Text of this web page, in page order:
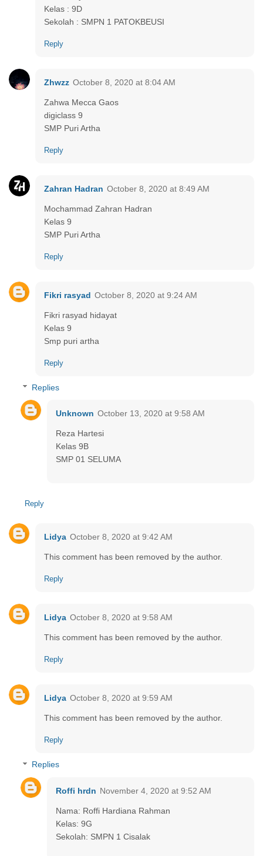
Kelas : 9D
Sekolah : SMPN 1 PATOKBEUSI
Reply
Zhwzz October 8, 2020 at 8:04 AM
Zahwa Mecca Gaos
digiclass 9
SMP Puri Artha
Reply
Zahran Hadran October 8, 2020 at 8:49 AM
Mochammad Zahran Hadran
Kelas 9
SMP Puri Artha
Reply
Fikri rasyad October 8, 2020 at 9:24 AM
Fikri rasyad hidayat
Kelas 9
Smp puri artha
Reply
Replies
Unknown October 13, 2020 at 9:58 AM
Reza Hartesi
Kelas 9B
SMP 01 SELUMA
Reply
Lidya October 8, 2020 at 9:42 AM
This comment has been removed by the author.
Reply
Lidya October 8, 2020 at 9:58 AM
This comment has been removed by the author.
Reply
Lidya October 8, 2020 at 9:59 AM
This comment has been removed by the author.
Reply
Replies
Roffi hrdn November 4, 2020 at 9:52 AM
Nama: Roffi Hardiana Rahman
Kelas: 9G
Sekolah: SMPN 1 Cisalak